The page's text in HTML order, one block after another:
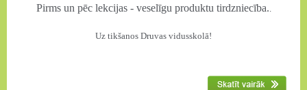
Pirms un pēc lekcijas - veselīgu produktu tirdzniecība..
Uz tikšanos Druvas vidusskolā!